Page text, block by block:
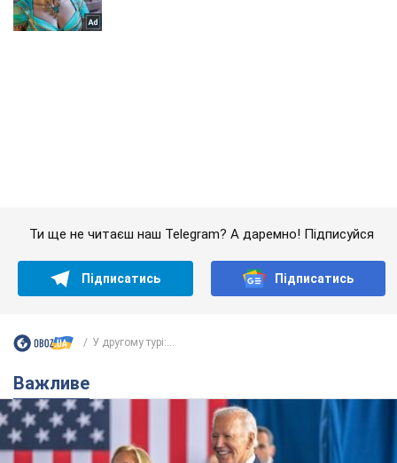
Дружина тяжкохворого Джо Байдена назвала
перший симптом, який сигналізував про його